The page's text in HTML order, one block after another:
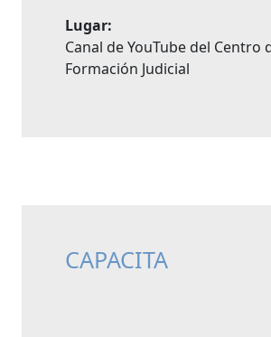
Lugar:
Canal de YouTube del Centro
Formación Judicial
CAPACITA